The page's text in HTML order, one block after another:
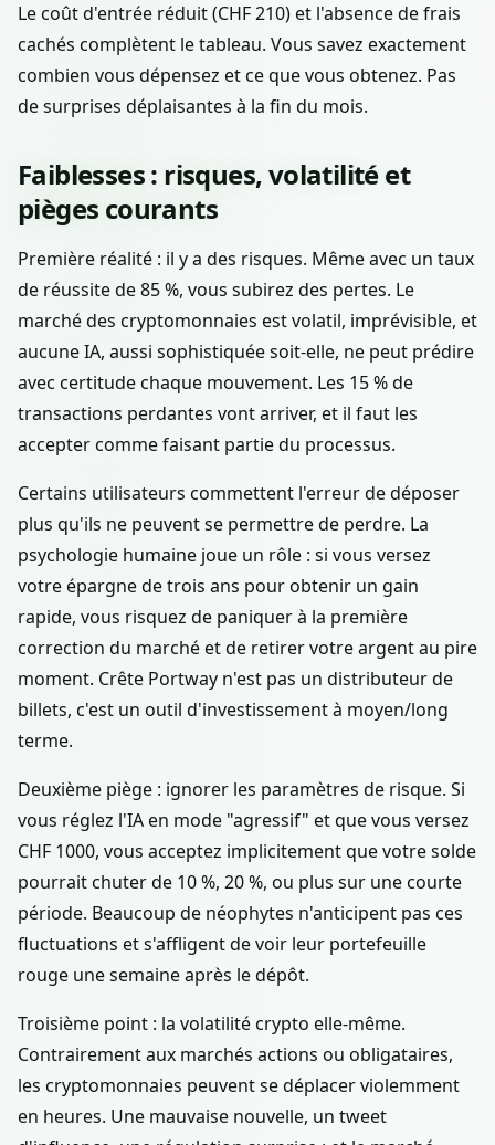
Le coût d'entrée réduit (CHF 210) et l'absence de frais
cachés complètent le tableau. Vous savez exactement
combien vous dépensez et ce que vous obtenez. Pas
de surprises déplaisantes à la fin du mois.
Faiblesses : risques, volatilité et
pièges courants
Première réalité : il y a des risques. Même avec un taux
de réussite de 85 %, vous subirez des pertes. Le
marché des cryptomonnaies est volatil, imprévisible, et
aucune IA, aussi sophistiquée soit-elle, ne peut prédire
avec certitude chaque mouvement. Les 15 % de
transactions perdantes vont arriver, et il faut les
accepter comme faisant partie du processus.
Certains utilisateurs commettent l'erreur de déposer
plus qu'ils ne peuvent se permettre de perdre. La
psychologie humaine joue un rôle : si vous versez
votre épargne de trois ans pour obtenir un gain
rapide, vous risquez de paniquer à la première
correction du marché et de retirer votre argent au pire
moment. Crête Portway n'est pas un distributeur de
billets, c'est un outil d'investissement à moyen/long
terme.
Deuxième piège : ignorer les paramètres de risque. Si
vous réglez l'IA en mode "agressif" et que vous versez
CHF 1000, vous acceptez implicitement que votre solde
pourrait chuter de 10 %, 20 %, ou plus sur une courte
période. Beaucoup de néophytes n'anticipent pas ces
fluctuations et s'affligent de voir leur portefeuille
rouge une semaine après le dépôt.
Troisième point : la volatilité crypto elle-même.
Contrairement aux marchés actions ou obligataires,
les cryptomonnaies peuvent se déplacer violemment
en heures. Une mauvaise nouvelle, un tweet